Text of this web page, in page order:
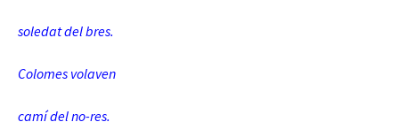
soledat del bres.
Colomes volaven
camí del no-res.